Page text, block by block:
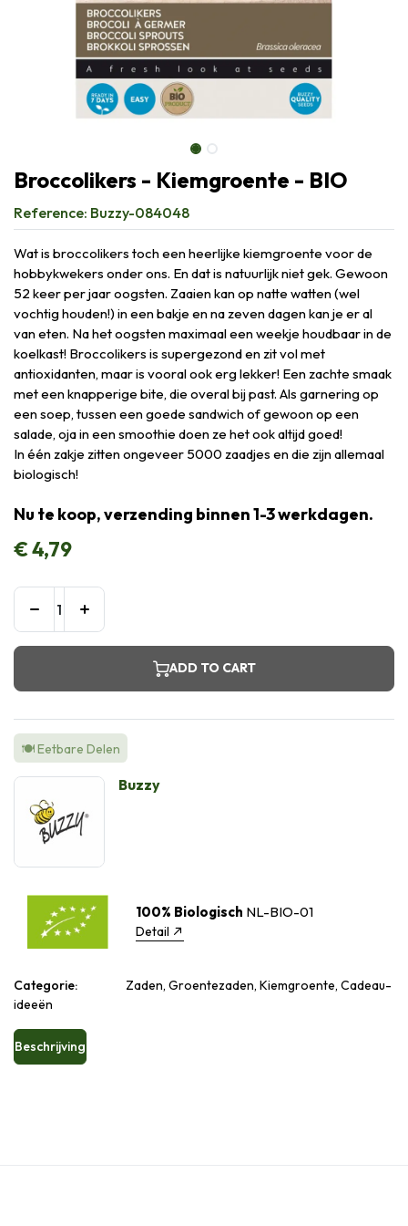
Broccolikers - Kiemgroente - BIO
Reference: Buzzy-084048
Wat is broccolikers toch een heerlijke kiemgroente voor de
hobbykwekers onder ons. En dat is natuurlijk niet gek. Gewoon
52 keer per jaar oogsten. Zaaien kan op natte watten (wel
vochtig houden!) in een bakje en na zeven dagen kan je er al
van eten. Na het oogsten maximaal een weekje houdbaar in de
koelkast! Broccolikers is supergezond en zit vol met
antioxidanten, maar is vooral ook erg lekker! Een zachte smaak
met een knapperige bite, die overal bij past. Als garnering op
een soep, tussen een goede sandwich of gewoon op een
salade, oja in een smoothie doen ze het ook altijd goed!
In één zakje zitten ongeveer 5000 zaadjes en die zijn allemaal
biologisch!
Nu te koop, verzending binnen 1-3 werkdagen.
€4,79
ADD TO CART
🍽️ Eetbare Delen
Buzzy
100% Biologisch NL-BIO-01
Detail
Categorie:
Zaden, Groentezaden, Kiemgroente, Cadeau-
ideeën
Beschrijving